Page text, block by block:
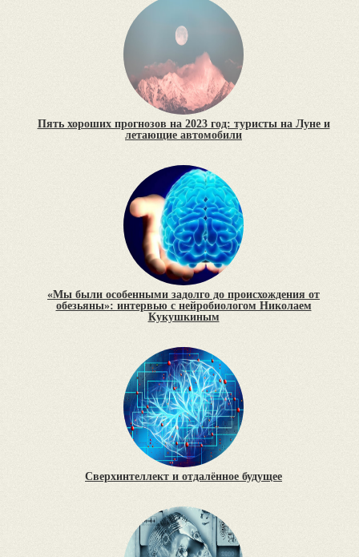
Пять хороших прогнозов на 2023 год: туристы на Луне и
летающие автомобили
«Мы были особенными задолго до происхождения от
обезьяны»: интервью с нейробиологом Николаем
Кукушкиным
Сверхинтеллект и отдалённое будущее